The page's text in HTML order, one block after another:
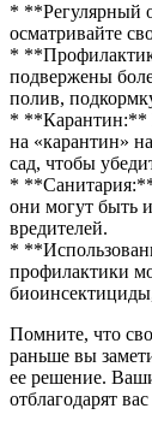
* **Регулярный
осматривайте
*
подвержены
полив,
* **Карантин:**
на «карантин»
сад, чтобы
*
они могут быть
вредителей.
*
профилактики
Помните, что
раньше вы
ее решение.
отблагодарят